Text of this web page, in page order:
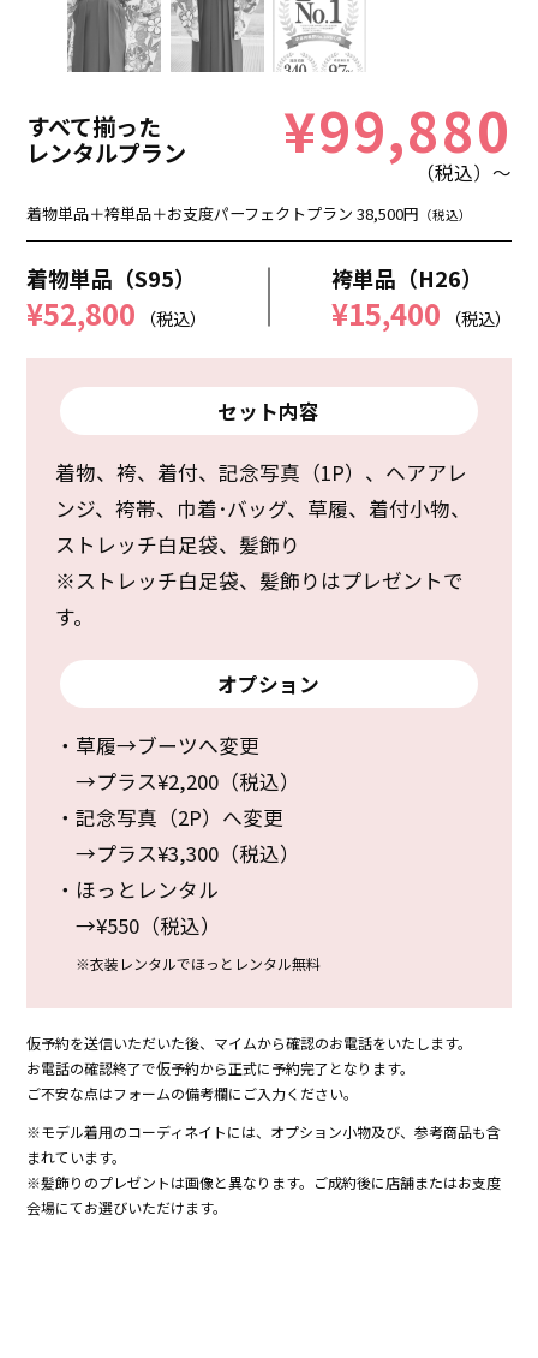
すべて揃った
レンタルプラン ¥99,880
（税込）～
着物単品＋袴単品＋お支度パーフェクトプラン 38,500円 （税込）
着物単品（S95）
¥52,800 （税込）
袴単品（H26）
¥15,400 （税込）
セット内容
着物、袴、着付、記念写真（1P）、ヘアアレ
ンジ、袴帯、巾着･バッグ、草履、着付小物、
ストレッチ白足袋、髪飾り
※ストレッチ白足袋、髪飾りはプレゼントで
す。
オプション
・草履→ブーツへ変更
→プラス¥2,200（税込）
・記念写真（2P）へ変更
→プラス¥3,300（税込）
・ほっとレンタル
→¥550（税込）
※衣装レンタルでほっとレンタル無料
仮予約を送信いただいた後、マイムから確認のお電話をいたします。
お電話の確認終了で仮予約から正式に予約完了となります。
ご不安な点はフォームの備考欄にご入力ください。
※モデル着用のコーディネイトには、オプション小物及び、参考商品も含
まれています。
※髪飾りのプレゼントは画像と異なります。ご成約後に店舗またはお支度
会場にてお選びいただけます。